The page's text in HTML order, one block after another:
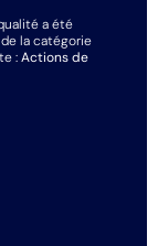
a été
la catégorie
:Actions de